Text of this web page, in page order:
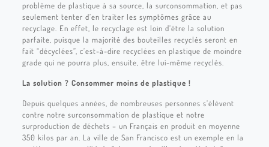
problème de plastique à sa source, la surconsommation, et pas
seulement tenter d’en traiter les symptômes grâce au
recyclage. En effet, le recyclage est loin d’être la solution
parfaite, puisque la majorité des bouteilles recyclés seront en
fait “décyclées”, c’est-à-dire recyclées en plastique de moindre
grade qui ne pourra plus, ensuite, être lui-même recyclés.
La solution ? Consommer moins de plastique !
Depuis quelques années, de nombreuses personnes s’élèvent
contre notre surconsommation de plastique et notre
surproduction de déchets – un Français en produit en moyenne
350 kilos par an. La ville de San Francisco est un exemple en la